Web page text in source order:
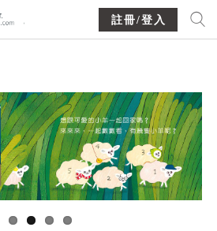
註冊/登入